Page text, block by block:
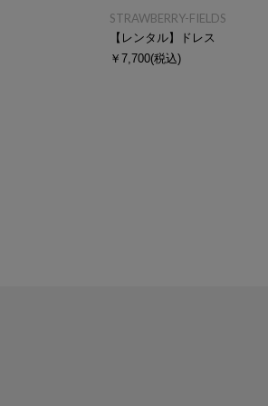
STRAWBERRY-FIELDS
【レンタル】ドレス
￥7,700(税込)